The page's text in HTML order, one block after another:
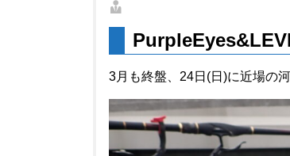
3月も終盤、24日(日)に近場の